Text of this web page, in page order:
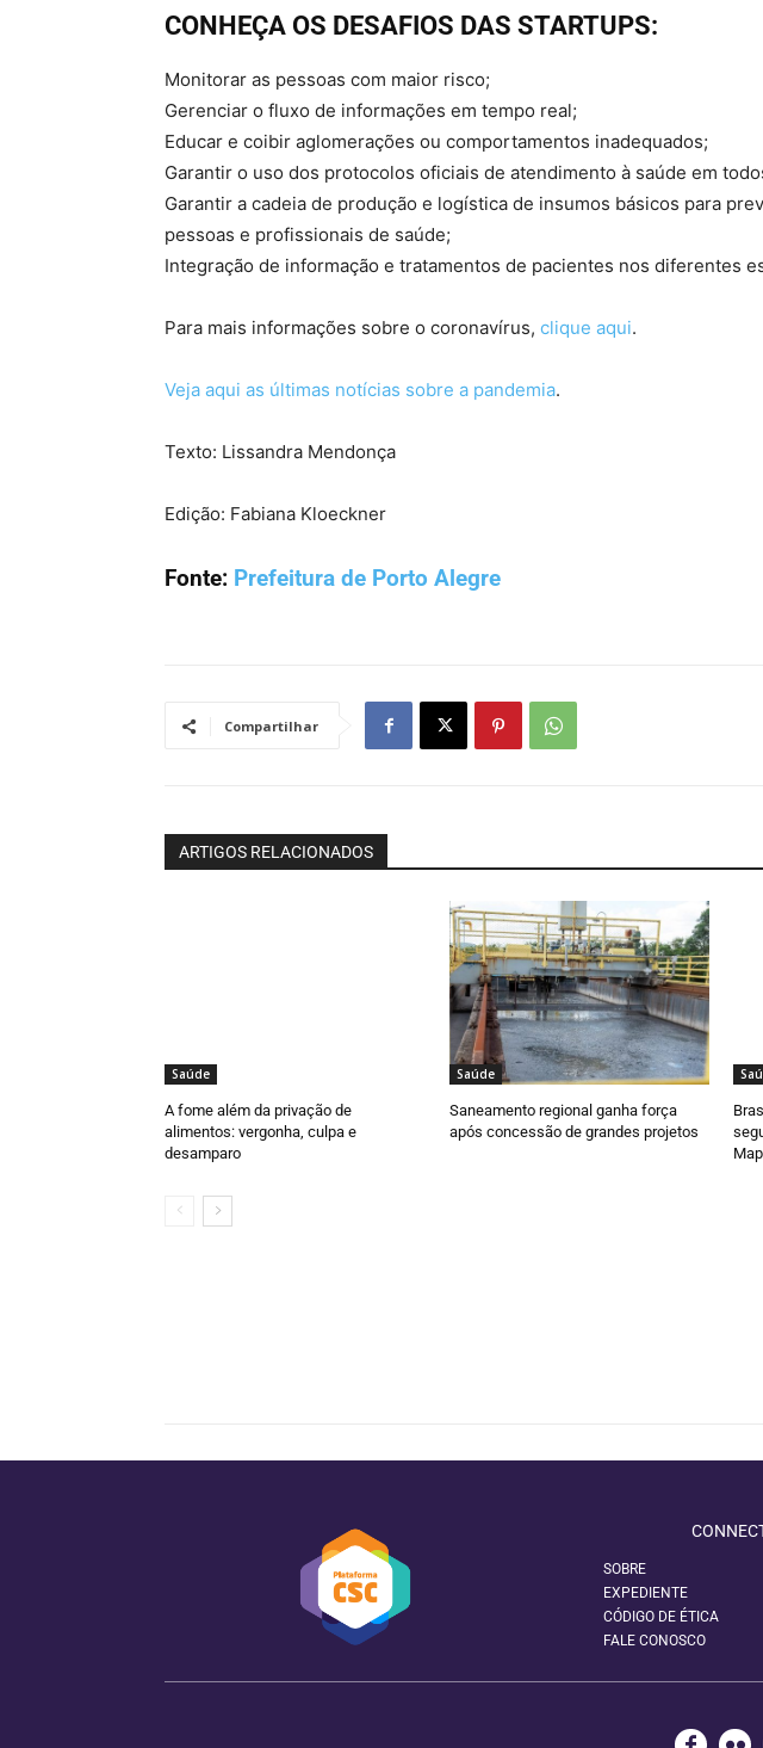
CONHEÇA OS DESAFIOS DAS STARTUPS:
Monitorar as pessoas com maior risco;
Gerenciar o fluxo de informações em tempo real;
Educar e coibir aglomerações ou comportamentos inadequados;
Garantir o uso dos protocolos oficiais de atendimento à saúde em
Garantir a cadeia de produção e logística de insumos básicos para
pessoas e profissionais de saúde;
Integração de informação e tratamentos de pacientes nos diferentes
Para mais informações sobre o coronavírus, clique aqui.
Veja aqui as últimas notícias sobre a pandemia.
Texto: Lissandra Mendonça
Edição: Fabiana Kloeckner
Fonte: Prefeitura de Porto Alegre
Compartilhar
ARTIGOS RELACIONADOS
Saúde
A fome além da privação de
alimentos: vergonha, culpa e
desamparo
Saúde
Saneamento regional ganha força
após concessão de grandes projetos
SOBRE
EXPEDIENTE
CÓDIGO DE ÉTICA
FALE CONOSCO